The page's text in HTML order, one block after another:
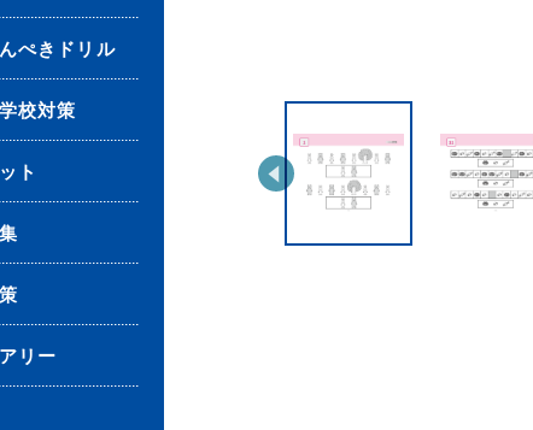
ぺきドリル
校対策
ト
リー